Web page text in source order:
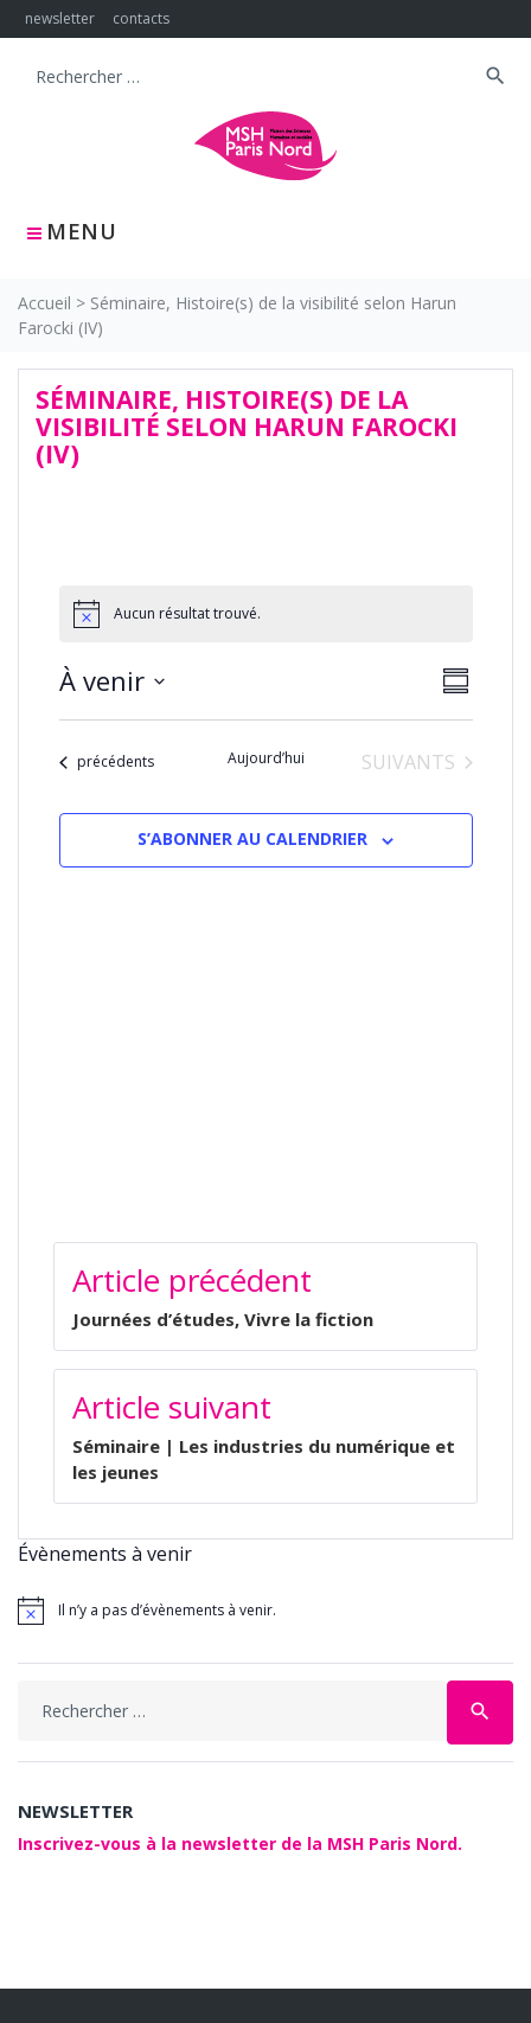
Skip
to
newsletter contacts
MENU
Search
search
Accueil > Séminaire, Histoire(s) de la visibilité selon Harun
Farocki (IV)
SÉMINAIRE, HISTOIRE(S) DE LA
VISIBILITÉ SELON HARUN FAROCKI
(IV)
Aucun résultat trouvé.
PAR
de
vues
RÉSUMÉ
À venir
dateÉvènements
précédents Aujourd’hui ÉVÈNEMENTS
SUIVANTS
S’ABONNER AU CALENDRIER
NAVIGATION
DE
L’ARTICLE
Article précédent
Journées d’études, Vivre la fiction
Article suivant
Séminaire | Les industries du numérique et
les jeunes
Évènements à venir
Il n’y a pas d’évènements à venir.
search
NEWSLETTER
Inscrivez-vous à la newsletter de la MSH Paris Nord.